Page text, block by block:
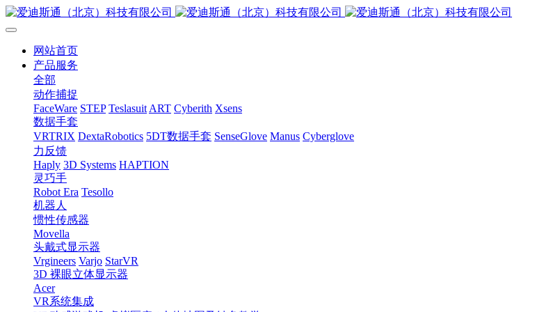
网站首页
产品服务
全部
动作捕捉
FaceWare STEP Teslasuit ART Cyberith Xsens
数据手套
VRTRIX DextaRobotics 5DT数据手套 SenseGlove Manus Cyberglove
力反馈
Haply 3D Systems HAPTION
灵巧手
Robot Era Tesollo
机器人
惯性传感器
Movella
头戴式显示器
Vrgineers Varjo StarVR
3D 裸眼立体显示器
Acer
VR系统集成